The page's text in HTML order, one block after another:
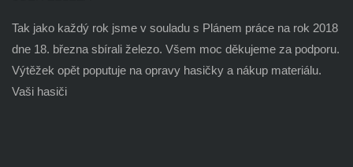
Tak jako každý rok jsme v souladu s Plánem práce na rok 2018
dne 18. března sbírali železo. Všem moc děkujeme za podporu.
Výtěžek opět poputuje na opravy hasičky a nákup materiálu.
Vaši hasiči